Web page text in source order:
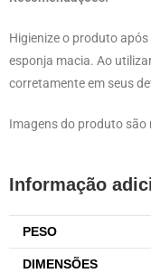
Higienize o produto
esponja macia. Ao
corretamente em seus
Imagens do produto
Informação
PESO
DIMENSÕES